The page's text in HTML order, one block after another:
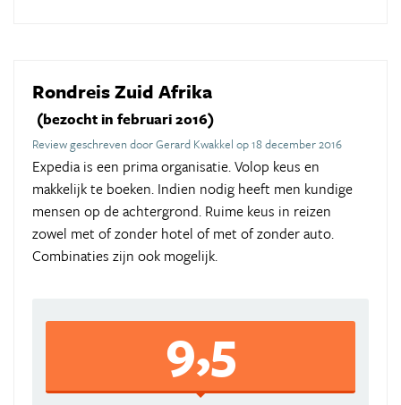
Rondreis Zuid Afrika
(bezocht in februari 2016)
Review geschreven door Gerard Kwakkel op 18 december 2016
Expedia is een prima organisatie. Volop keus en
makkelijk te boeken. Indien nodig heeft men kundige
mensen op de achtergrond. Ruime keus in reizen
zowel met of zonder hotel of met of zonder auto.
Combinaties zijn ook mogelijk.
9,5